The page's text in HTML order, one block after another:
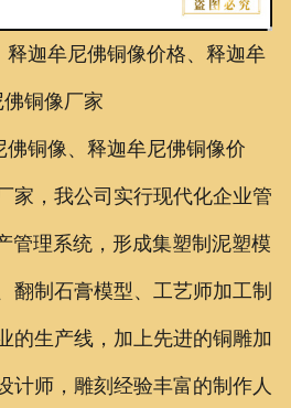
释迦牟尼佛铜像价格、释迦牟
佛铜像厂家
铜像、 释迦牟尼佛铜像价
家 ，我公司实行现代化企业管
管理系统，形成集塑制泥塑模
翻制石膏模型、工艺师加工制
的生产线，加上先进的铜雕加
计师，雕刻经验丰富的制作人